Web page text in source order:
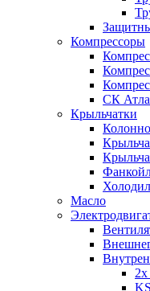
Компрессоры
СК
Крыльчатки
Масло